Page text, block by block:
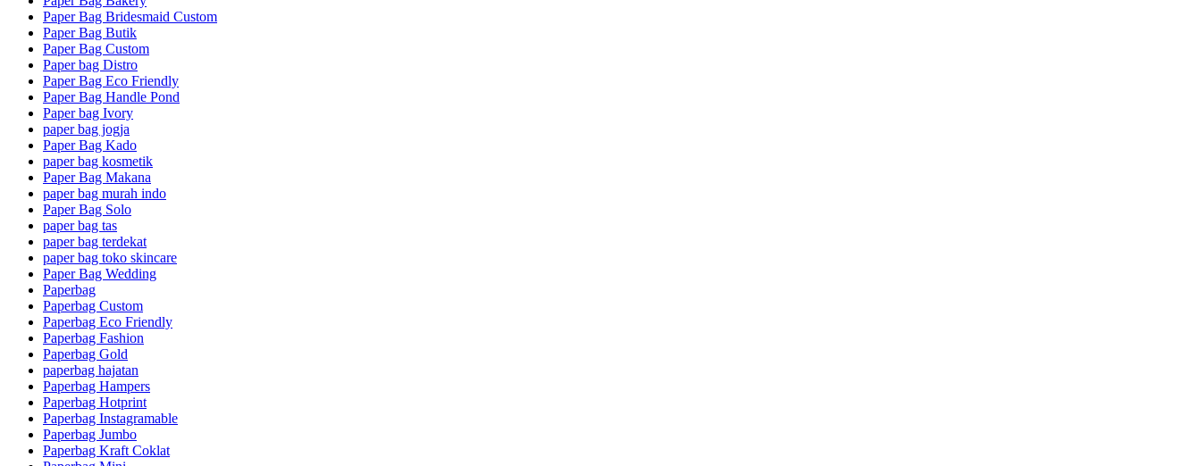
Paper Bag Bridesmaid Custom
Paper Bag Butik
Paper Bag Custom
Paper bag Distro
Paper Bag Eco Friendly
Paper Bag Handle Pond
Paper bag Ivory
paper bag jogja
Paper Bag Kado
paper bag kosmetik
Paper Bag Makana
paper bag murah indo
Paper Bag Solo
paper bag tas
paper bag terdekat
paper bag toko skincare
Paper Bag Wedding
Paperbag
Paperbag Custom
Paperbag Eco Friendly
Paperbag Fashion
Paperbag Gold
paperbag hajatan
Paperbag Hampers
Paperbag Hotprint
Paperbag Instagramable
Paperbag Jumbo
Paperbag Kraft Coklat